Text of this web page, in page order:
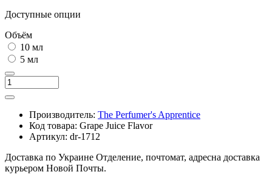
Доступные опции
Объём
10 мл
5 мл
Производитель: The Perfumer's Apprentice
Код товара: Grape Juice Flavor
Артикул: dr-1712
Доставка по Украине Отделение, почтомат, адресна доставка
курьером Новой Почты.